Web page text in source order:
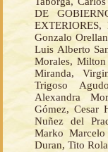
DE
Gonzalo
Luis Alberto
Morales,
Miranda,
Trigoso
Alexandra
Gómez, Cesar
Nuñez del
Marko
Duran, Tito